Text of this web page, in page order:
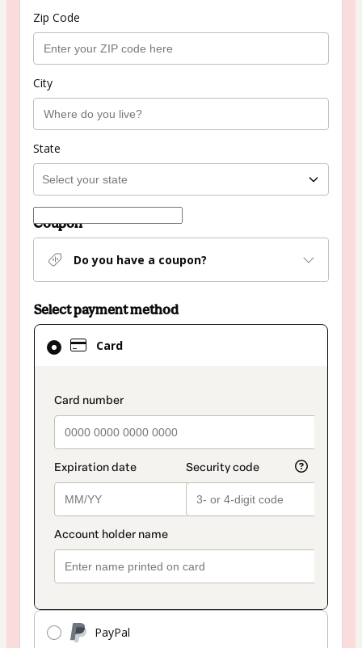
Zip Code
City
State
Coupon
Do you have a coupon?
Select payment method
Card
payment_data.section_title_v2
PayPal
Card
selected
method